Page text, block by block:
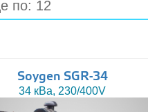
по: 12
Soygen SGR-34
34 кВа, 230/400V